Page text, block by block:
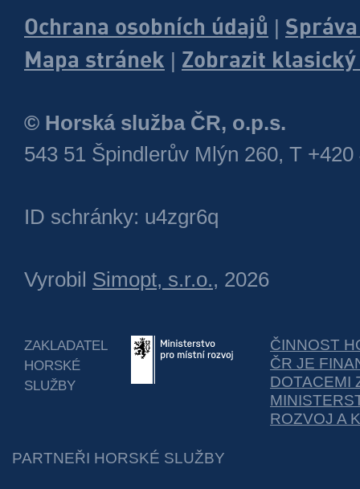
Ochrana osobních údajů
Mapa stránek
Zobrazit
© Horská služba ČR, o.p.s.
543 51 Špindlerův Mlýn 260, T +420
ID schránky: u4zgr6q
Vyrobil Simopt, s.r.o., 2026
ZAKLADATEL
HORSKÉ
SLUŽBY
ČINNOST
ČR JE
DOTACEMI
ROZVOJ A
PARTNEŘI HORSKÉ SLUŽBY